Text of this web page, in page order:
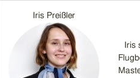
Iris Preißler
Iris